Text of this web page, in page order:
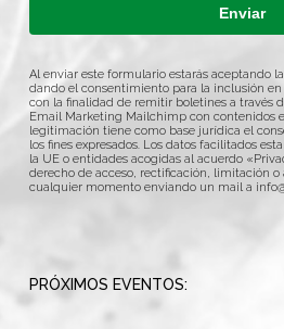
Enviar
Al enviar este formulario estarás aceptando
dando el consentimiento para la inclusión
con la finalidad de remitir boletines a través
Email Marketing Mailchimp con contenidos
legitimación tiene como base jurídica el
los fines expresados. Los datos facilitados
la UE o entidades acogidas al acuerdo
derecho de acceso, rectificación, limitación o
cualquier momento enviando un mail a
PRÓXIMOS EVENTOS: